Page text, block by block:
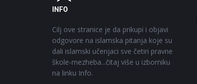
INFO
Cilj ove stranice je da prikupi i objavi
odgovore na islamska pitanja koje su
dali islamski učenjaci sve četiri pravne
škole-mezheba...čitaj više u izborniku
na linku Info.